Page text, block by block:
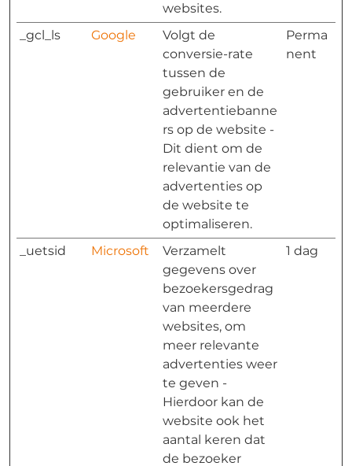
websites.
_gcl_ls Google
Volgt de
conversie-rate
tussen de
gebruiker en de
advertentiebanne
rs op de website -
Dit dient om de
relevantie van de
advertenties op
de website te
optimaliseren.
Perma
nent
_uetsid Microsoft
Verzamelt
gegevens over
bezoekersgedrag
van meerdere
websites, om
meer relevante
advertenties weer
te geven -
Hierdoor kan de
website ook het
aantal keren dat
de bezoeker
1 dag